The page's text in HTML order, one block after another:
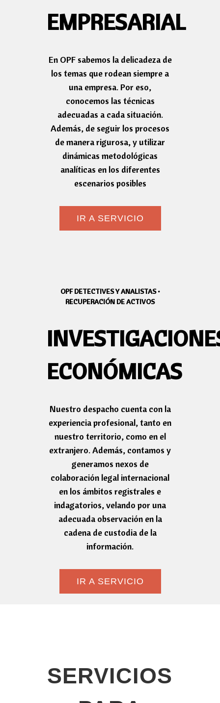
EMPRESARIAL
En OPF sabemos la delicadeza de
los temas que rodean siempre a
una empresa. Por eso,
conocemos las técnicas
adecuadas a cada situación.
Además, de seguir los procesos
de manera rigurosa, y utilizar
dinámicas metodológicas
analíticas en los diferentes
escenarios posibles
IR A SERVICIO
OPF DETECTIVES Y ANALISTAS •
RECUPERACIÓN DE ACTIVOS
ECONÓMICAS
Nuestro despacho cuenta con la
experiencia profesional, tanto en
nuestro territorio, como en el
extranjero. Además, contamos y
generamos nexos de
colaboración legal internacional
en los ámbitos registrales e
indagatorios, velando por una
adecuada observación en la
cadena de custodia de la
información.
IR A SERVICIO
SERVICIOS